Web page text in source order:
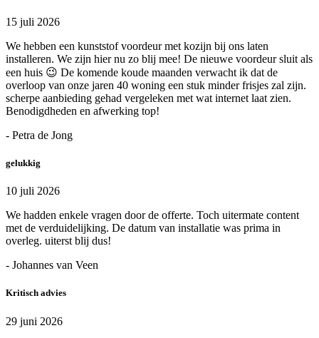
15 juli 2026
We hebben een kunststof voordeur met kozijn bij ons laten
installeren. We zijn hier nu zo blij mee! De nieuwe voordeur sluit als
een huis 😉 De komende koude maanden verwacht ik dat de
overloop van onze jaren 40 woning een stuk minder frisjes zal zijn.
scherpe aanbieding gehad vergeleken met wat internet laat zien.
Benodigdheden en afwerking top!
- Petra de Jong
gelukkig
10 juli 2026
We hadden enkele vragen door de offerte. Toch uitermate content
met de verduidelijking. De datum van installatie was prima in
overleg. uiterst blij dus!
- Johannes van Veen
Kritisch advies
29 juni 2026